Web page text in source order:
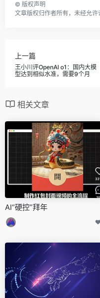
© 版权声明
文章版权归作者所有，未经允许
上一篇
王小川评OpenAI o1：国内大模
型达到相似水准，需要9个月
相关文章
AI“硬控”拜年